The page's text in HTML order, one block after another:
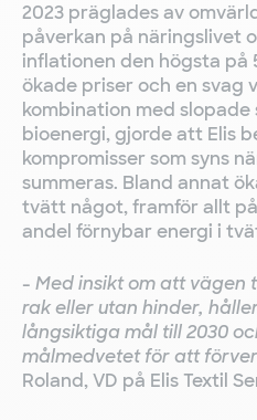
2023 präglades av
påverkan på näringslivet
inflationen den högsta på
ökade priser och en svag
kombination med
bioenergi, gjorde att Elis
kompromisser som syns
summeras. Bland annat
tvätt något, framför allt
andel förnybar energi i
- Med insikt om att vägen
rak eller utan hinder,
långsiktiga mål till 2030
målmedvetet för att
Roland, VD på Elis Textil